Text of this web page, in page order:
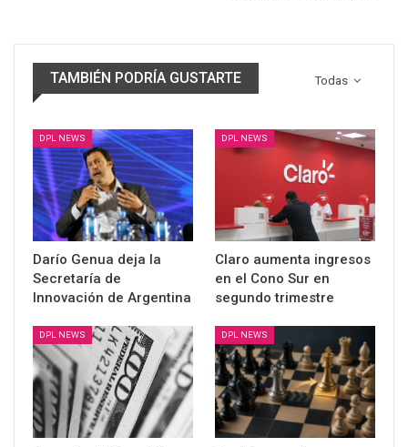
Todas
TAMBIÉN PODRÍA GUSTARTE
DPL NEWS
Darío Genua deja la
Secretaría de
Innovación de Argentina
DPL NEWS
Claro aumenta ingresos
en el Cono Sur en
segundo trimestre
DPL NEWS DPL NEWS